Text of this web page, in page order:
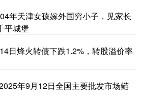
年天津女孩嫁外国穷小子，见家长
平城堡
日烽火转债下跌1.2%，转股溢价率
年9月12日全国主要批发市场鲢